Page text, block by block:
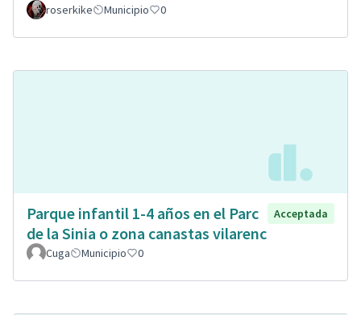
roserkike
Municipio 0
Parque infantil 1-4 años en el Parc
de la Sinia o zona canastas vilarenc
Acceptada
Cuga Municipio 0